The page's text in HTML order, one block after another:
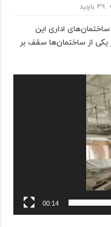
39 بازدید
اداری این
از ساختمان‌ها سقف بر
00:14